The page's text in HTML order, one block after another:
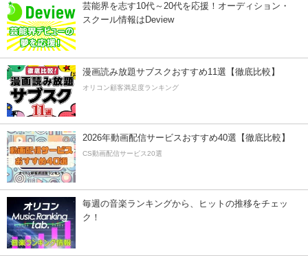
芸能界を志す10代～20代を応援！オーディション・
スクール情報はDeview
漫画読み放題サブスクおすすめ11選【徹底比較】
オリコン顧客満足度ランキング
2026年動画配信サービスおすすめ40選【徹底比較】
CS動画配信サービス20選
毎週の音楽ランキングから、ヒットの推移をチェッ
ク！